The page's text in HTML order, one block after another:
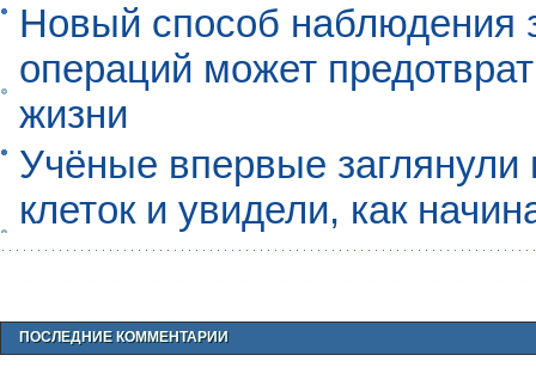
Новый способ наблюдения
операций может
жизни
Учёные впервые
клеток и увидели, как
ПОСЛЕДНИЕ КОММЕНТАРИИ